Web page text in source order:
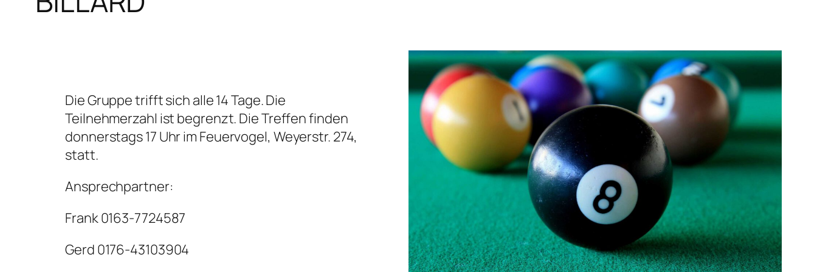
Die Gruppe trifft sich alle 14 Tage. Die
Teilnehmerzahl ist begrenzt. Die Treffen finden
donnerstags 17 Uhr im Feuervogel, Weyerstr. 274,
statt.
Ansprechpartner:
Frank 0163-7724587
Gerd 0176-43103904